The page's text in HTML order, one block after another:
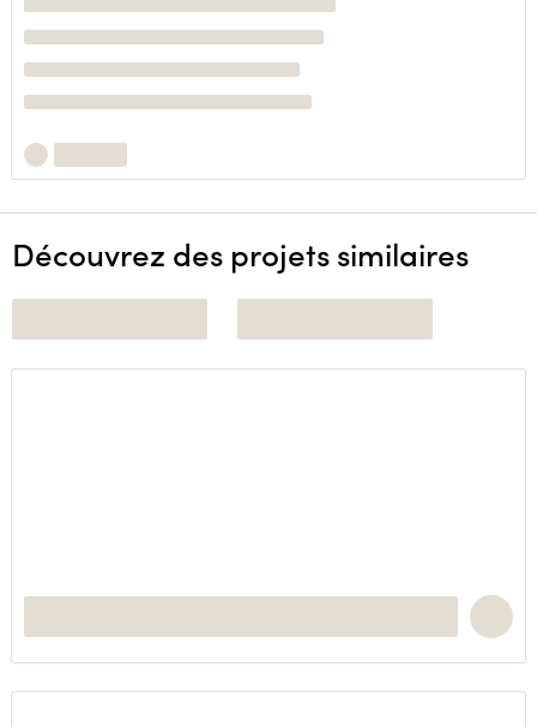
Découvrez des projets similaires